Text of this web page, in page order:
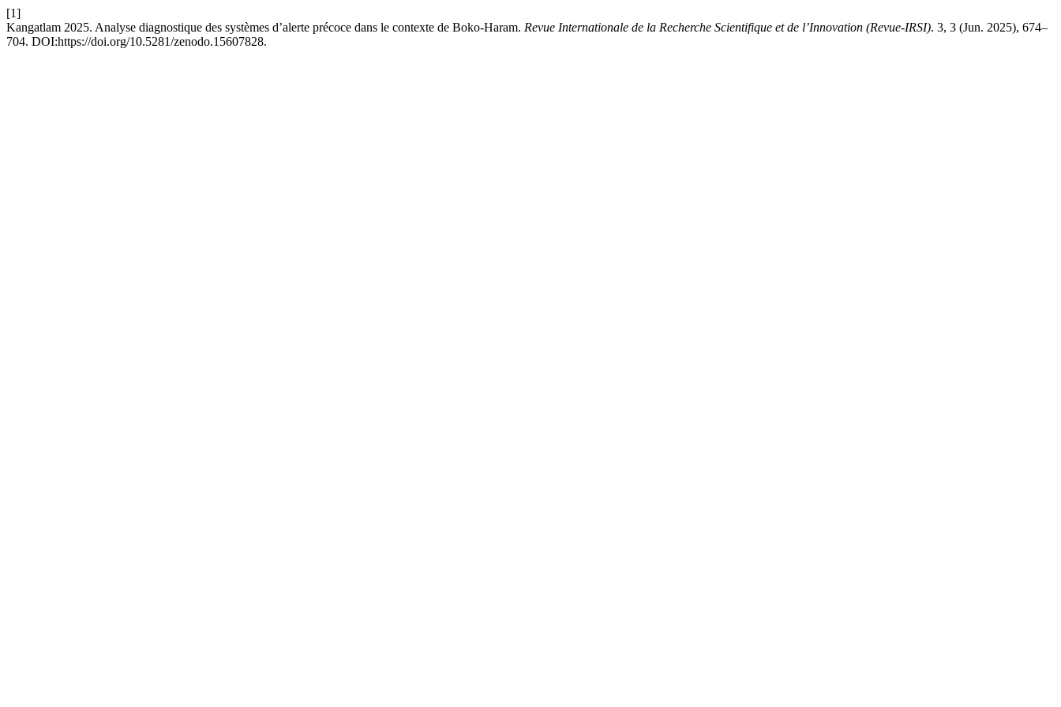
[1]
Kangatlam 2025. Analyse diagnostique des systèmes d’alerte précoce dans le contexte de Boko-Haram. Revue Internationale de la Recherche Scientifique et de l’Innovation (Revue-IRSI). 3, 3 (Jun. 2025), 674–
704. DOI:https://doi.org/10.5281/zenodo.15607828.